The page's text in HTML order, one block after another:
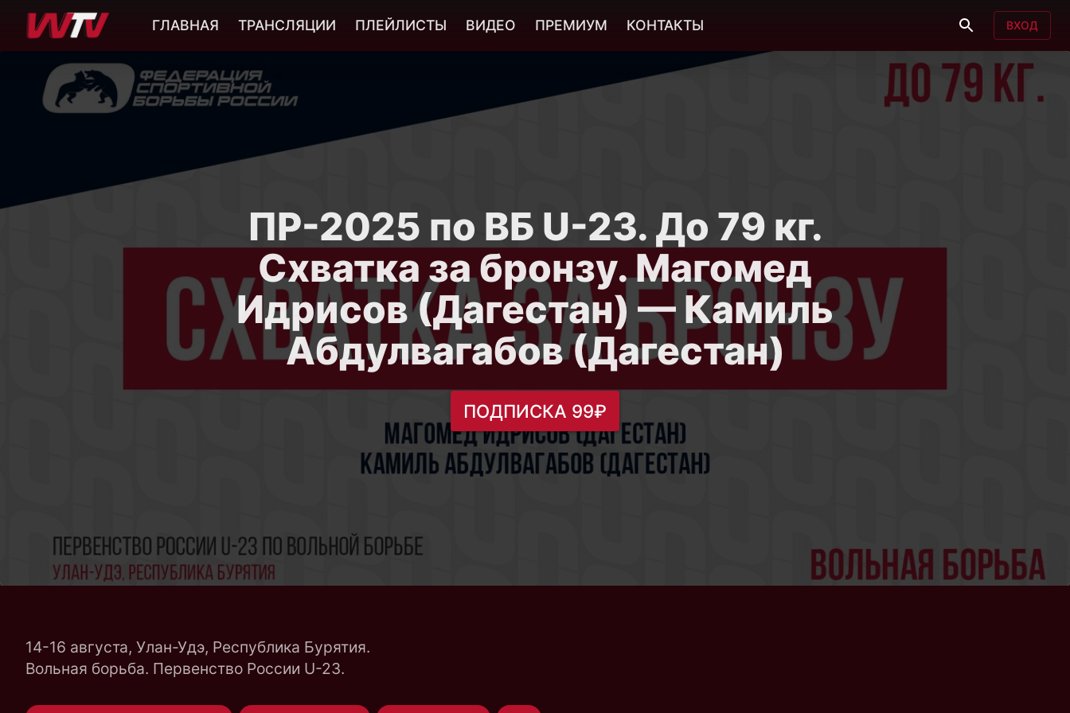
ПР-2025 по ВБ U-23. До 79 кг.
Схватка за бронзу. Магомед
Идрисов (Дагестан) — Камиль
Абдулвагабов (Дагестан)
ПОДПИСКА 99₽
14-16 августа, Улан-Удэ, Республика Бурятия.
Вольная борьба. Первенство России U-23.
ГЛАВНАЯ ТРАНСЛЯЦИИ ПЛЕЙЛИСТЫ ВИДЕО ПРЕМИУМ КОНТАКТЫ ВХОД